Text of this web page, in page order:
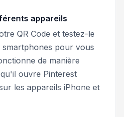
appareils
QR Code et testez-le
smartphones pour vous
de manière
ouvre Pinterest
les appareils iPhone et